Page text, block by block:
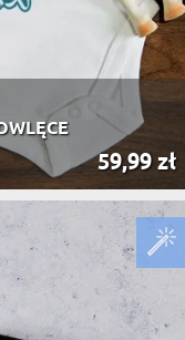
59,99 zł